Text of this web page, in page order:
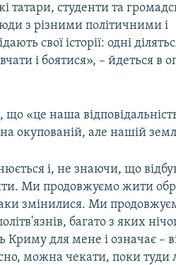
татари, студенти та
з різними політичними і
свої історії: одні
і боятися», – йдеться в
«це наша
окупованій, але нашій
і, не знаючи, що
Ми продовжуємо жити
таки змінилися. Ми
багато з яких
Криму для мене і означає –
можна чекати, поки туди